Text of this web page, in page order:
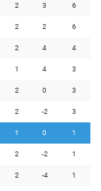
2 3 6
2 2 6
2 4 4
1 4 3
2 0 3
2 -2 3
1 0 1
2 -2 1
2 -4 1